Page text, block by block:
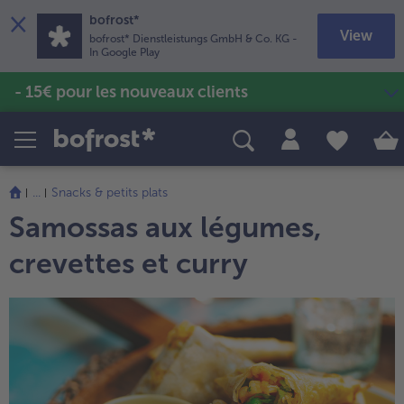
Produits
Poissons & Fruits de mer
TousPoissons & Fruits de mer
TousPommes de terre & Frites
Sans gluten & Sans lactose
TousSans gluten & Sans lactose
Vins & Bières
TousVins & Bières
Volailles & Viandes
TousFruits
Glaces
TousGlaces
Légumes
TousLégumes
Plats cuisinés
Recettes
Soupes & veloutés
- 15€ pour les nouveaux clients
... Snacks & petits plats
Samossas aux légumes,
crevettes et curry
× bofrost*
bofrost* Dienstleistungs GmbH & Co. KG -
In Google Play
View